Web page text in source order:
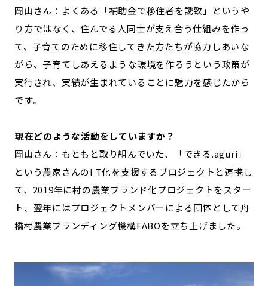
岡山さん：よくある「補助金で移住者を誘致」というや
り方ではなく、住んでる人同士が支え合う仕組みを作っ
て、子育てのために移住してきた方たちが協力しあいな
がら、子育てしあえるような環境を作ろうという政策が
実行され、実績が生まれていることに魅力を感じたから
です。
―――現在どのような活動をしていますか？
岡山さん：もともと取り組んでいた、「できる.aguri」
という農家さんのI T化を支援するプロジェクトと連携し
て、2019年に村の農業ブランド化プロジェクトをスター
ト、翌年にはプロジェクトメンバーによる団体として舟
橋村農業ブランディング機構FABOを立ち上げました。